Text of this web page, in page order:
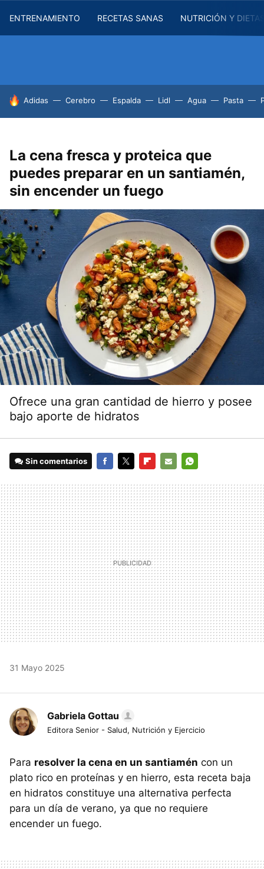
ENTRENAMIENTO RECETAS SANAS NUTRICIÓN Y
HOY SE HABLA DE
Adidas Cerebro Espalda Lidl Agua Pasta
La cena fresca y proteica que
puedes preparar en un santiamén,
sin encender un fuego
Ofrece una gran cantidad de hierro y posee
bajo aporte de hidratos
Sin comentarios
MAIL
31 Mayo 2025
Gabriela Gottau
Editora Senior - Salud, Nutrición y Ejercicio
Para resolver la cena en un santiamén con un
plato rico en proteínas y en hierro, esta receta baja
en hidratos constituye una alternativa perfecta
para un día de verano, ya que no requiere
encender un fuego.